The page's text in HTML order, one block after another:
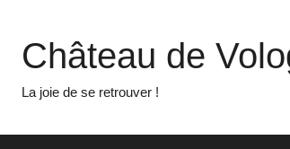
contenu
Château de
La joie de se retrouver !